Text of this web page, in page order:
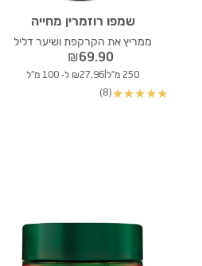
שמפו רוזמרין מחייה
ממריץ את הקרקפת ושיער דליל
₪69.90
250 מ"ל | ₪27.96 ל- 100 מ"ל
★
★
★
★
★
(8)